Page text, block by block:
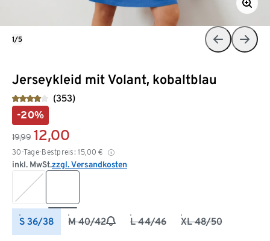
Jerseykleid mit Volant, kobaltblau
(353)
-20%
19,99 12,00
30-Tage-Bestpreis: 15,00 €
inkl. MwSt.zzgl. Versandkosten
S 36/38 M 40/42 L 44/46 XL 48/50
1/5